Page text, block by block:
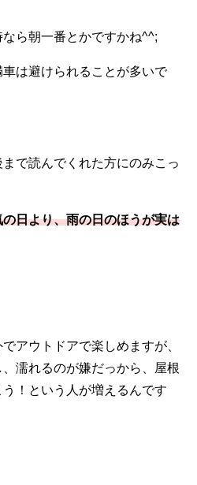
ら朝一番とかですかね^^;
は避けられることが多いで
で読んでくれた方にのみこっ
日より、雨の日のほうが実は
アウトドアで楽しめますが、
濡れるのが嫌だっから、屋根
！という人が増えるんです